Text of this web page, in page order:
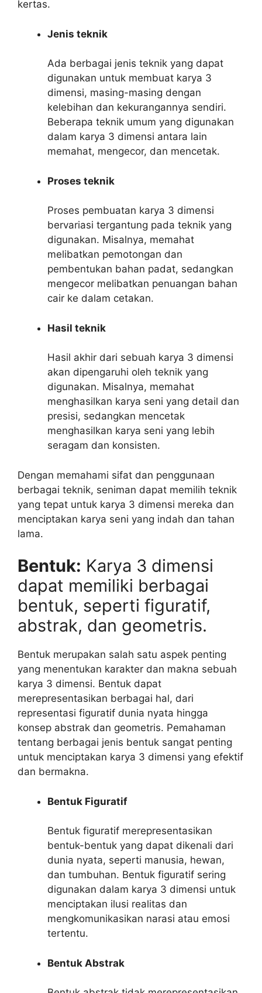
kertas.
Jenis teknik
Ada berbagai jenis teknik yang dapat
digunakan untuk membuat karya 3
dimensi, masing-masing dengan
kelebihan dan kekurangannya sendiri.
Beberapa teknik umum yang digunakan
dalam karya 3 dimensi antara lain
memahat, mengecor, dan mencetak.
Proses teknik
Proses pembuatan karya 3 dimensi
bervariasi tergantung pada teknik yang
digunakan. Misalnya, memahat
melibatkan pemotongan dan
pembentukan bahan padat, sedangkan
mengecor melibatkan penuangan bahan
cair ke dalam cetakan.
Hasil teknik
Hasil akhir dari sebuah karya 3 dimensi
akan dipengaruhi oleh teknik yang
digunakan. Misalnya, memahat
menghasilkan karya seni yang detail dan
presisi, sedangkan mencetak
menghasilkan karya seni yang lebih
seragam dan konsisten.
Dengan memahami sifat dan penggunaan
berbagai teknik, seniman dapat memilih teknik
yang tepat untuk karya 3 dimensi mereka dan
menciptakan karya seni yang indah dan tahan
lama.
Bentuk: Karya 3 dimensi
dapat memiliki berbagai
bentuk, seperti figuratif,
abstrak, dan geometris.
Bentuk merupakan salah satu aspek penting
yang menentukan karakter dan makna sebuah
karya 3 dimensi. Bentuk dapat
merepresentasikan berbagai hal, dari
representasi figuratif dunia nyata hingga
konsep abstrak dan geometris. Pemahaman
tentang berbagai jenis bentuk sangat penting
untuk menciptakan karya 3 dimensi yang efektif
dan bermakna.
Bentuk Figuratif
Bentuk figuratif merepresentasikan
bentuk-bentuk yang dapat dikenali dari
dunia nyata, seperti manusia, hewan,
dan tumbuhan. Bentuk figuratif sering
digunakan dalam karya 3 dimensi untuk
menciptakan ilusi realitas dan
mengkomunikasikan narasi atau emosi
tertentu.
Bentuk Abstrak